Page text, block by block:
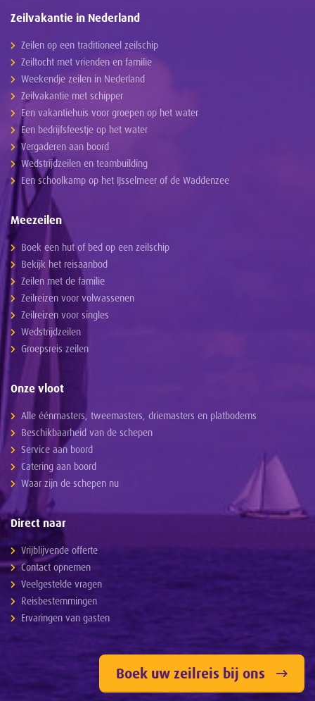
Zeilvakantie in Nederland
Zeilen op een traditioneel zeilschip
Zeiltocht met vrienden en familie
Weekendje zeilen in Nederland
Zeilvakantie met schipper
Een vakantiehuis voor groepen op het water
Een bedrijfsfeestje op het water
Vergaderen aan boord
Wedstrijdzeilen en teambuilding
Een schoolkamp op het IJsselmeer of de Waddenzee
Meezeilen
Boek een hut of bed op een zeilschip
Bekijk het reisaanbod
Zeilen met de familie
Zeilreizen voor volwassenen
Zeilreizen voor singles
Wedstrijdzeilen
Groepsreis zeilen
Onze vloot
Alle éénmasters, tweemasters, driemasters en platbodems
Beschikbaarheid van de schepen
Service aan boord
Catering aan boord
Waar zijn de schepen nu
Direct naar
Vrijblijvende offerte
Contact opnemen
Veelgestelde vragen
Reisbestemmingen
Ervaringen van gasten
Boek uw zeilreis bij ons